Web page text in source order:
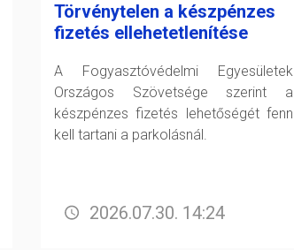
Törvénytelen a készpénzes
fizetés ellehetetlenítése
A Fogyasztóvédelmi Egyesületek
Országos Szövetsége szerint a
készpénzes fizetés lehetőségét fenn
kell tartani a parkolásnál.
2026.07.30. 14:24